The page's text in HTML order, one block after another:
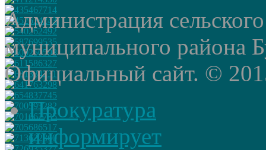
Администрация
муниципального района
Официальный сайт. ©
Прокуратура
информирует